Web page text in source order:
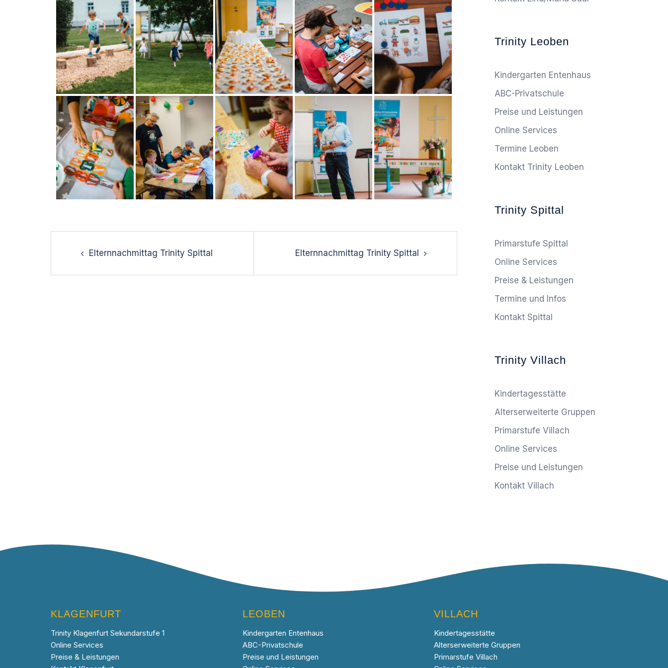
navigationElternnachmittag Trinity Spittal Elternnachmittag Trinity Spittal
Trinity Leoben
Kindergarten Entenhaus
ABC-Privatschule
Preise und Leistungen
Online Services
Termine Leoben
Kontakt Trinity Leoben
Trinity Spittal
Primarstufe Spittal
Online Services
Preise & Leistungen
Termine und Infos
Kontakt Spittal
Trinity Villach
Kindertagesstätte
Alterserweiterte Gruppen
Primarstufe Villach
Online Services
Preise und Leistungen
Kontakt Villach
KLAGENFURT
Trinity Klagenfurt Sekundarstufe 1
Online Services
Preise & Leistungen
LEOBEN
Kindergarten Entenhaus
ABC-Privatschule
Preise und Leistungen
VILLACH
Kindertagesstätte
Alterserweiterte Gruppen
Primarstufe Villach